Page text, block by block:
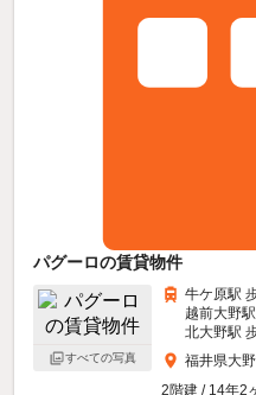
パグーロの賃貸物件
すべての写真
牛ケ原駅
越前大野
北大野駅
福井県大
2階建 / 14年2